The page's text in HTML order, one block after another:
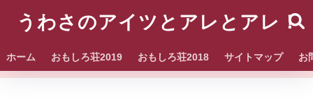
うわさのアイツとアレとアレ！
ホーム おもしろ荘2019 おもしろ荘2018 サイトマップ お